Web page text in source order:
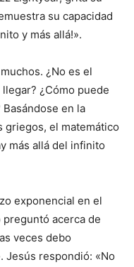
su capacidad
y más allá!».
¿No es el
¿Cómo puede
en la
griegos, el matemático
más allá del infinito
exponencial en el
acerca de
veces debo
Jesús respondió: «No